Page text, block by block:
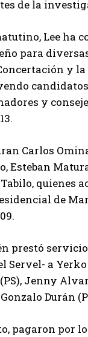
de la
Lee ha
para
y la
y
Carlos
Esteban
quienes
de
prestó
Servel- a Yerko
Jenny
Durán
pagaron por